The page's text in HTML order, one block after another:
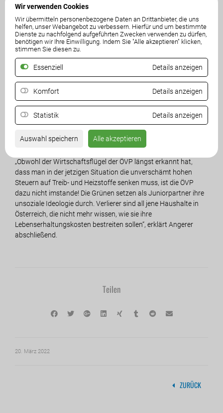
Wir verwenden Cookies
Wir übermitteln personenbezogene Daten an Drittanbieter, die uns
helfen, unser Webangebot zu verbessern. Hierfür und um bestimmte
Dienste zu nachfolgend aufgeführten Zwecken verwenden zu dürfen,
benötigen wir Ihre Einwilligung. Indem Sie "Alle akzeptieren" klicken,
stimmen Sie diesen zu.
Essenziell Details anzeigen
Komfort Details anzeigen
Statistik Details anzeigen
Auswahl speichern Alle akzeptieren
1. Juli festhalten“.
„ÖVP und Grüne wollen die Bevölkerung brutal abzocken,
Höchstsätze einkassieren, anstatt die Steuern wie von der FPÖ
gefordert sofort senken! Sie geben nur einen Bruchteil der
Krisengewinne des Staates an die Bevölkerung zurück. Dafür
inszenieren sie sich im Rahmen einer Pressekonferenz als
Wohltäter, obwohl sie in Wahrheit Abkassierer sind!“, kritisiert
der FPÖ-Parteichef. Es gebe in der Regierung niemandem mit
einem Gefühl für die Nöte der Menschen.
„Obwohl der Wirtschaftsflügel der ÖVP längst erkannt hat,
dass man in der jetzigen Situation die unverschämt hohen
Steuern auf Treib- und Heizstoffe senken muss, ist die ÖVP
dazu nicht imstande! Die Grünen setzen als Juniorpartner ihre
unsoziale Ideologie durch. Verlierer sind all jene Haushalte in
Österreich, die nicht mehr wissen, wie sie ihre
Lebenserhaltungskosten bestreiten sollen“, erklärt Angerer
abschließend.
Teilen
20. März 2022
ZURÜCK